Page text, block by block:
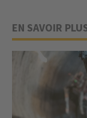
EN SAVOIR